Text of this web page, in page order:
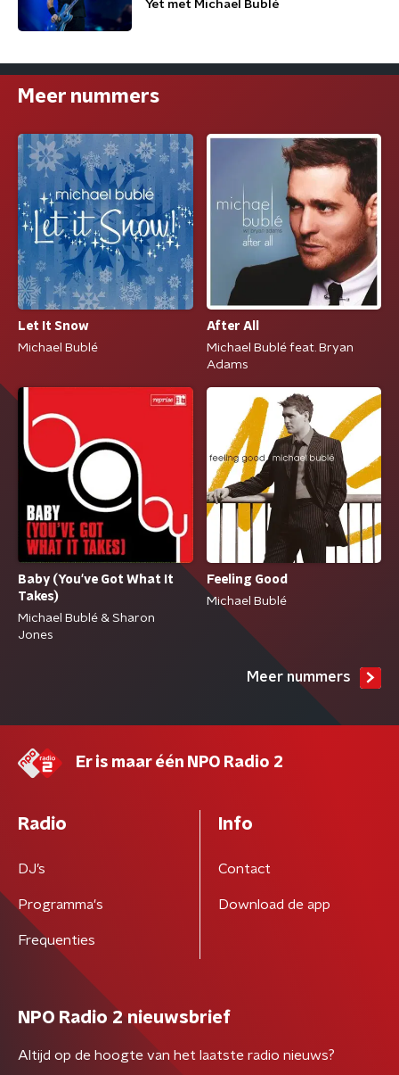
Yet met Michael Bublé
Meer nummers
Let It Snow
Michael Bublé
After All
Michael Bublé feat. Bryan
Adams
Baby (You've Got What It
Takes)
Michael Bublé & Sharon
Jones
Feeling Good
Michael Bublé
Meer nummers
Er is maar één NPO Radio 2
Radio
DJ’s
Programma's
Frequenties
Info
Contact
Download de app
NPO Radio 2 nieuwsbrief
Altijd op de hoogte van het laatste radio nieuws?